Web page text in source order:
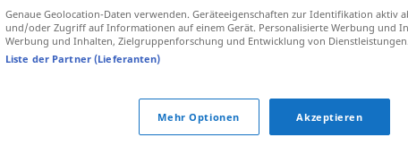
serpmek
serpmek
Genaue Geolocation-Daten verwenden. Geräteeigenschaften zur Identifikation aktiv
und/oder Zugriff auf Informationen auf einem Gerät. Personalisierte Werbung und
Werbung und Inhalten, Zielgruppenforschung und Entwicklung von Dienstleistungen.
Liste der Partner (Lieferanten)
Mehr Optionen Akzeptieren